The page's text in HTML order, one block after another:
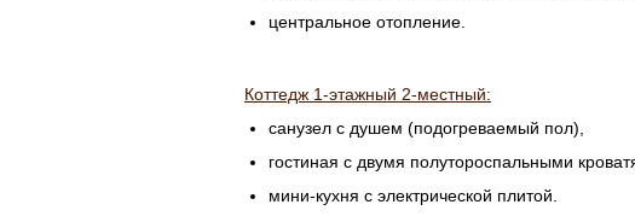
центральное отопление.
Коттедж 1-этажный 2-местный:
санузел с душем (подогреваемый пол),
гостиная с двумя полутороспальными
мини-кухня с электрической плитой.